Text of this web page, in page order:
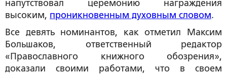
напутствовал церемонию награждения
высоким, проникновенным духовным словом.
Все девять номинантов, как отметил Максим
Большаков, ответственный редактор
«Православного книжного обозрения»,
доказали своими работами, что в своем